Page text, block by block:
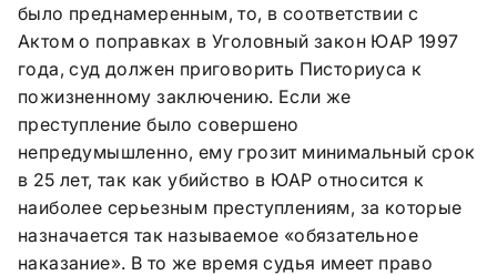
было преднамеренным, то, в соответствии с
Актом о поправках в Уголовный закон ЮАР 1997
года, суд должен приговорить Писториуса к
пожизненному заключению. Если же
преступление было совершено
непредумышленно, ему грозит минимальный срок
в 25 лет, так как убийство в ЮАР относится к
наиболее серьезным преступлениям, за которые
назначается так называемое «обязательное
наказание». В то же время судья имеет право